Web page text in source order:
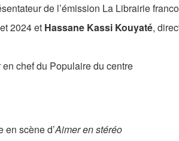
de l’émission La Librairie
2024 et Hassane Kassi Kouyaté,
en chef du Populaire du centre
en scène d’Aimer en stéréo